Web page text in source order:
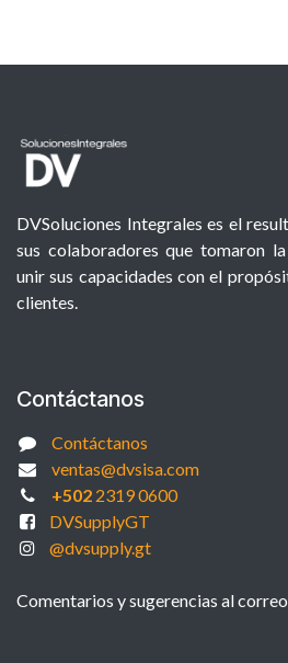
DVSoluciones Integrales es el
sus colaboradores que tomaron
unir sus capacidades con el
clientes.
Contáctanos
Contáctanos
ventas@dvsisa.com
+5022319 0600
DVSupplyGT
@dvsupply.gt
Comentarios y sugerencias al